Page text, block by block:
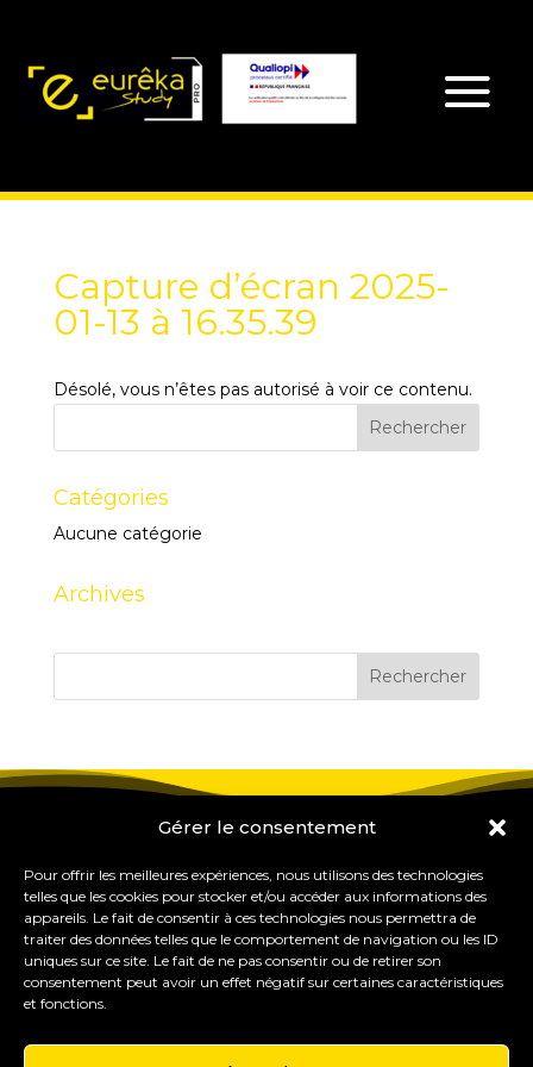
Gérer le consentement
Pour offrir les meilleures expériences, nous utilisons des technologies
telles que les cookies pour stocker et/ou accéder aux informations des
appareils. Le fait de consentir à ces technologies nous permettra de
traiter des données telles que le comportement de navigation ou les ID
uniques sur ce site. Le fait de ne pas consentir ou de retirer son
consentement peut avoir un effet négatif sur certaines caractéristiques
et fonctions.
Capture d’écran 2025-
01-13 à 16.35.39
Désolé, vous n’êtes pas autorisé à voir ce contenu.
Catégories
Aucune catégorie
Archives